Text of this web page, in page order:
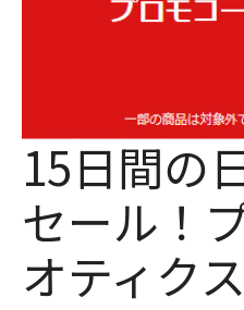
15日間の
セール！
オティク